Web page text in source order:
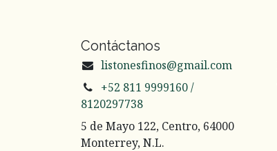
Contáctanos
listonesfinos@gmail.com
+52 811 9999160 /
8120297738
5 de Mayo 122, Centro, 64000
Monterrey, N.L.